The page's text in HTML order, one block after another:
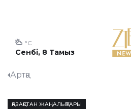
Сенбі, 8 Тамыз
°C
Артқа
ҚАЗАҚСТАН ЖАҢАЛЫҚТАРЫ